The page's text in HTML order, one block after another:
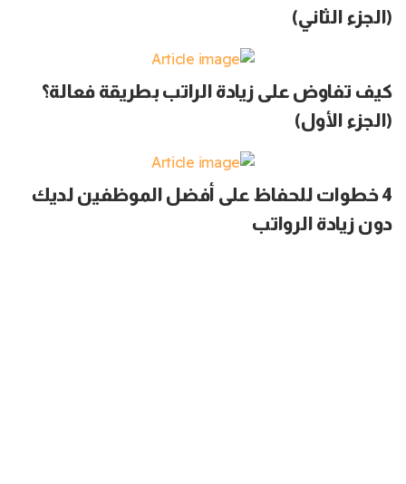
(الجزء الثاني)
كيف تفاوض على زيادة الراتب بطريقة فعالة؟
(الجزء الأول)
4 خطوات للحفاظ على أفضل الموظفين لديك
دون زيادة الرواتب